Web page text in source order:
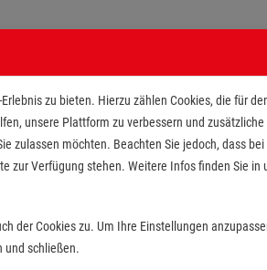
zu bieten. Hierzu zählen Cookies, die für
unsere Plattform zu verbessern und
zulassen möchten. Beachten Sie jedoch, dass
zur Verfügung stehen. Weitere Infos finden Sie in
der Cookies zu. Um Ihre Einstellungen
und schließen.